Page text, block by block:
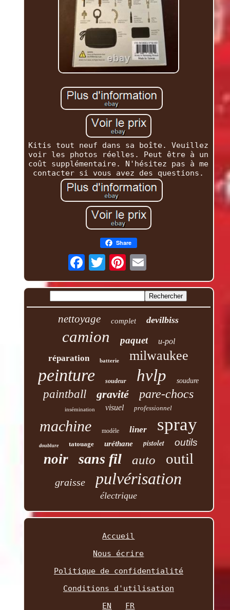
Kitis tout neuf dans sa boîte. Veuillez
voir les photos réelles. Peut être à un
coût supplémentaire. N'hésitez pas à me
contacter si vous avez des questions.
Share
nettoyage complet devilbiss
camion paquet u-pol
réparation batterie milwaukee
peinture soudeur hvlp soudure
paintball gravité pare-chocs
insémination visuel professionnel
machine modèle liner spray
doublure tatouage uréthane pistolet outils
noir sans fil auto outil
graisse pulvérisation
électrique
Accueil
Nous écrire
Politique de confidentialité
Conditions d'utilisation
EN
FR